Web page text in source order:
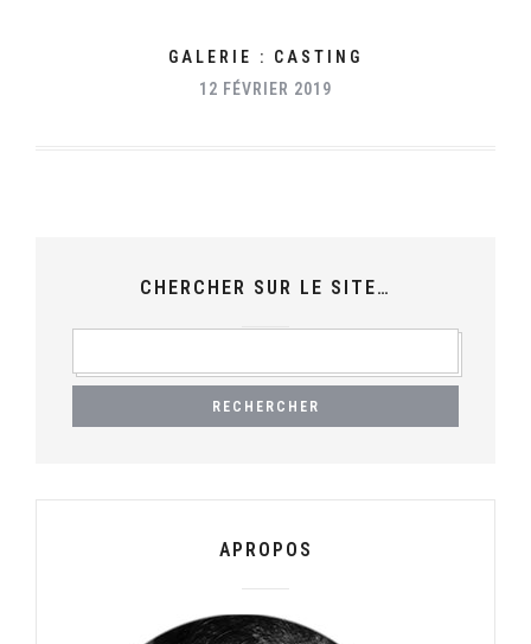
GALERIE : CASTING
12 FÉVRIER 2019
CHERCHER SUR LE SITE…
APROPOS